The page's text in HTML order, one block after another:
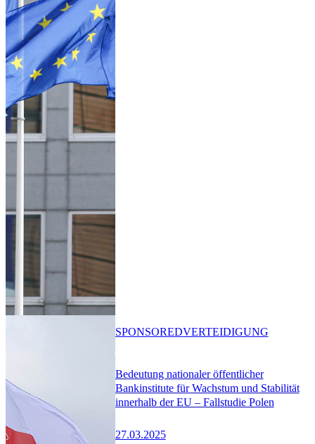
Bedeutung nationaler öffentlicher
Bankinstitute für Wachstum und Stabilität
innerhalb der EU – Fallstudie Polen
27.03.2025
SPONSOREDVERTEIDIGUNG